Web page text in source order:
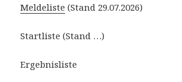
Meldeliste (Stand 29.07.2026)
Startliste (Stand …)
Ergebnisliste